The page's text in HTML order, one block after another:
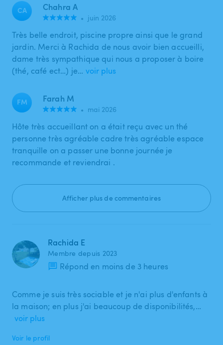
CA Chahra A
• juin 2026
Très belle endroit, piscine propre ainsi que le grand
jardin. Merci à Rachida de nous avoir bien accueilli,
dame très sympathique qui nous a proposer à boire
(thé, café ect…) je… voir plus
FM Farah M
• mai 2026
Hôte très accueillant on a était reçu avec un thé
personne très agréable cadre très agréable espace
tranquille on a passer une bonne journée je
recommande et reviendrai .
Afficher plus de commentaires
Rachida E
Membre depuis 2023
Répond en moins de 3 heures
Comme je suis très sociable et je n'ai plus d'enfants à
la maison; en plus j'ai beaucoup de disponibilités,…
voir plus
Voir le profil